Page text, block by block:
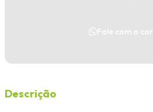
Fale com o
Descrição